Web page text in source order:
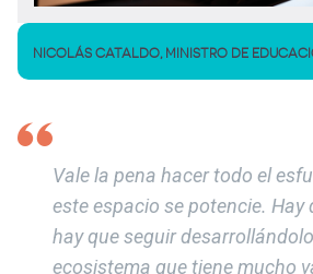
NICOLÁS CATALDO, MINISTRO DE
Vale la pena hacer todo el
este espacio se potencie. Hay
hay que seguir
ecosistema que tiene mucho